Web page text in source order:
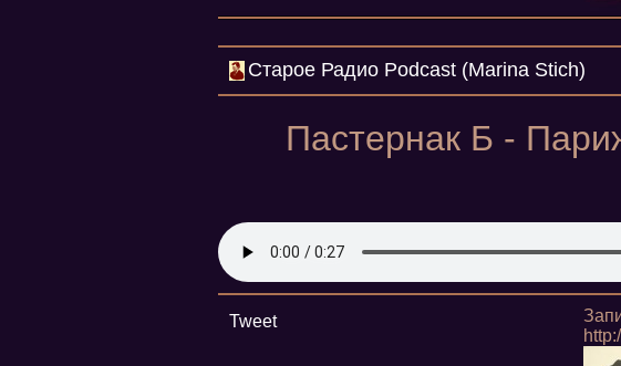
Cтарое Радио Podcast (Marina Stich)
Пастернак Б -
Tweet